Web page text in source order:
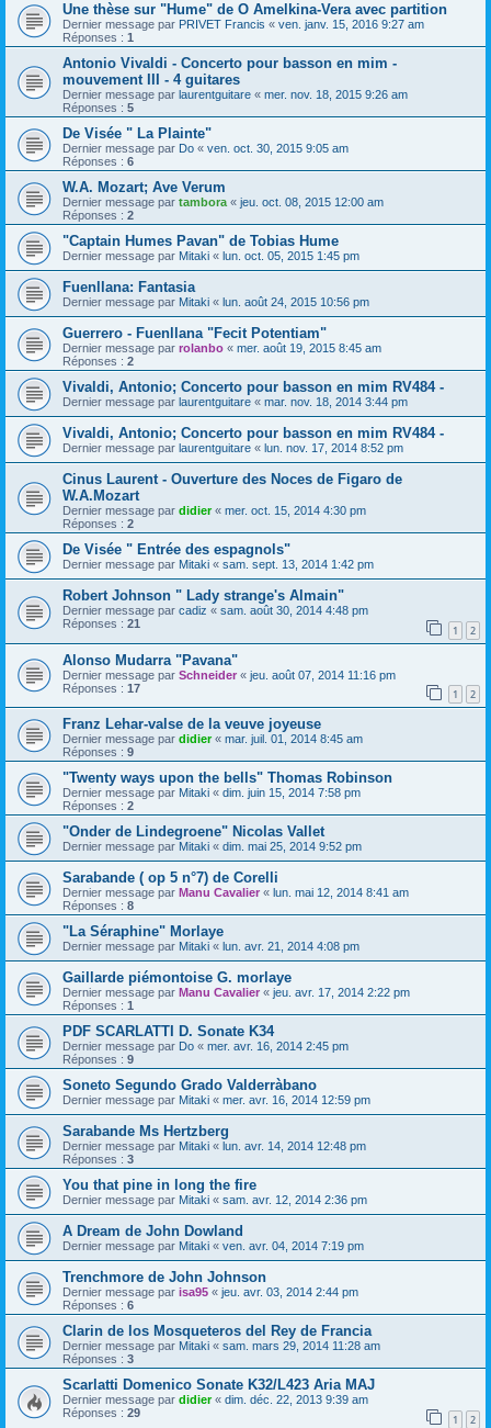
Une thèse sur "Hume" de O Amelkina-Vera avec partition
Dernier message par PRIVET Francis « ven. janv. 15, 2016 9:27 am
Réponses : 1
Antonio Vivaldi - Concerto pour basson en mim -
mouvement III - 4 guitares
Dernier message par laurentguitare « mer. nov. 18, 2015 9:26 am
Réponses : 5
De Visée " La Plainte"
Dernier message par Do « ven. oct. 30, 2015 9:05 am
Réponses : 6
W.A. Mozart; Ave Verum
Dernier message par tambora « jeu. oct. 08, 2015 12:00 am
Réponses : 2
"Captain Humes Pavan" de Tobias Hume
Dernier message par Mitaki « lun. oct. 05, 2015 1:45 pm
Fuenllana: Fantasia
Dernier message par Mitaki « lun. août 24, 2015 10:56 pm
Guerrero - Fuenllana "Fecit Potentiam"
Dernier message par rolanbo « mer. août 19, 2015 8:45 am
Réponses : 2
Vivaldi, Antonio; Concerto pour basson en mim RV484 -
Dernier message par laurentguitare « mar. nov. 18, 2014 3:44 pm
Vivaldi, Antonio; Concerto pour basson en mim RV484 -
Dernier message par laurentguitare « lun. nov. 17, 2014 8:52 pm
Cinus Laurent - Ouverture des Noces de Figaro de
W.A.Mozart
Dernier message par didier« mer. oct. 15, 2014 4:30 pm
Réponses : 2
De Visée " Entrée des espagnols"
Dernier message par Mitaki « sam. sept. 13, 2014 1:42 pm
Robert Johnson " Lady strange's Almain"
Dernier message par cadiz « sam. août 30, 2014 4:48 pm
Réponses : 21 1 2
Alonso Mudarra "Pavana"
Dernier message par Schneider « jeu. août 07, 2014 11:16 pm
Réponses : 17 1 2
Franz Lehar-valse de la veuve joyeuse
Dernier message par didier« mar. juil. 01, 2014 8:45 am
Réponses : 9
"Twenty ways upon the bells" Thomas Robinson
Dernier message par Mitaki « dim. juin 15, 2014 7:58 pm
Réponses : 2
"Onder de Lindegroene" Nicolas Vallet
Dernier message par Mitaki « dim. mai 25, 2014 9:52 pm
Sarabande ( op 5 n°7) de Corelli
Dernier message par Manu Cavalier « lun. mai 12, 2014 8:41 am
Réponses : 8
"La Séraphine" Morlaye
Dernier message par Mitaki « lun. avr. 21, 2014 4:08 pm
Gaillarde piémontoise G. morlaye
Dernier message par Manu Cavalier « jeu. avr. 17, 2014 2:22 pm
Réponses : 1
PDF SCARLATTI D. Sonate K34
Dernier message par Do « mer. avr. 16, 2014 2:45 pm
Réponses : 9
Soneto Segundo Grado Valderràbano
Dernier message par Mitaki « mer. avr. 16, 2014 12:59 pm
Sarabande Ms Hertzberg
Dernier message par Mitaki « lun. avr. 14, 2014 12:48 pm
Réponses : 3
You that pine in long the fire
Dernier message par Mitaki « sam. avr. 12, 2014 2:36 pm
A Dream de John Dowland
Dernier message par Mitaki « ven. avr. 04, 2014 7:19 pm
Trenchmore de John Johnson
Dernier message par isa95 « jeu. avr. 03, 2014 2:44 pm
Réponses : 6
Clarin de los Mosqueteros del Rey de Francia
Dernier message par Mitaki « sam. mars 29, 2014 11:28 am
Réponses : 3
Scarlatti Domenico Sonate K32/L423 Aria MAJ
Dernier message par didier« dim. déc. 22, 2013 9:39 am
Réponses : 29 1 2